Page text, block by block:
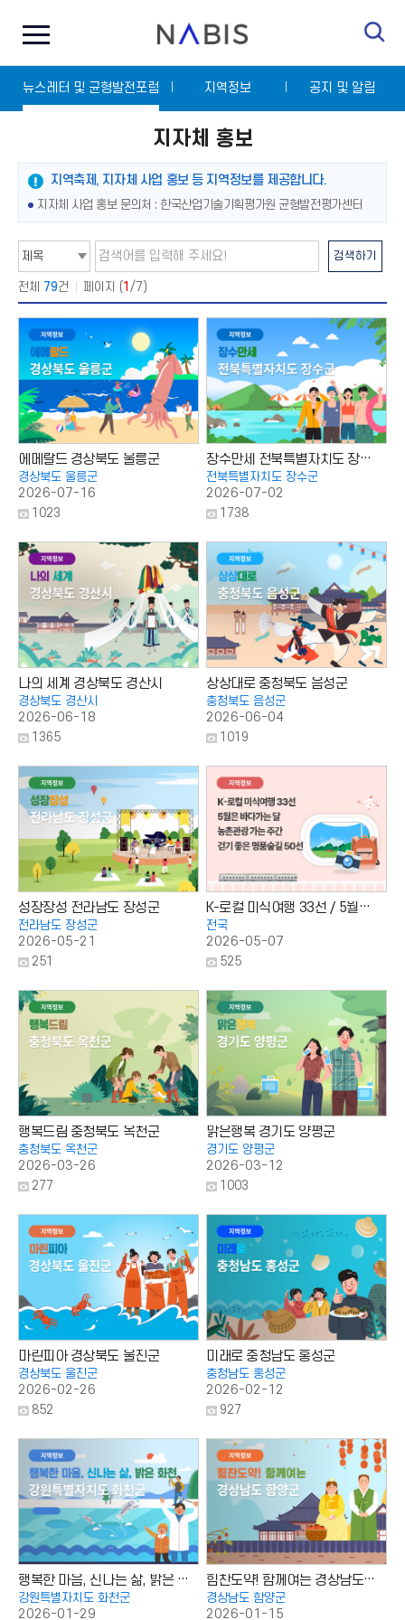
N
A
I
S
전
체
뉴
기
뉴스레터 및 균형발전포럼 지역정보 공지 및 알림
지자체 홍보
지역축제, 지자체 사업 홍보 등 지역정보를 제공합니다.
지자체 사업 홍보 문의처 : 한국산업기술기획평가원 균형발전평가센터
검
색
타
입
선
택
검
색
어
입
력
검색하기
전체 79건 페이지 (1 /7)
에메랄드 경상북도 울릉군
경상북도 울릉군
2026-07-16
조
:
1023
장수만세 전북특별자치도 장수군
전북특별자치도 장수군
2026-07-02
조
:
1738
나의 세계 경상북도 경산시
경상북도 경산시
2026-06-18
조
:
1365
상상대로 충청북도 음성군
충청북도 음성군
2026-06-04
조
:
1019
성장장성 전라남도 장성군
전라남도 장성군
2026-05-21
조
:
251
K-로컬 미식여행 33선 / 5월은 바다가는 달 / 농촌관광 가는 주간 / 걷기 좋은 명품숲길 50선
전국
2026-05-07
조
:
525
행복드림 충청북도 옥천군
충청북도 옥천군
2026-03-26
조
:
277
맑은행복 경기도 양평군
경기도 양평군
2026-03-12
조
:
1003
마린피아 경상북도 울진군
경상북도 울진군
2026-02-26
조
:
852
미래로 충청남도 홍성군
충청남도 홍성군
2026-02-12
조
:
927
행복한 마음, 신나는 삶, 밝은 화천 강원특별자치도 화천군
강원특별자치도 화천군
2026-01-29
힘찬도약! 함께여는 경상남도 함양군
경상남도 함양군
2026-01-15